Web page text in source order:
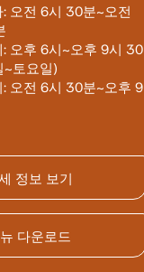
: 오전 6시 30분~오전
: 오후 6시~오후 9시 30
~토요일)
: 오전 6시 30분~오후 9
정보 보기
다운로드